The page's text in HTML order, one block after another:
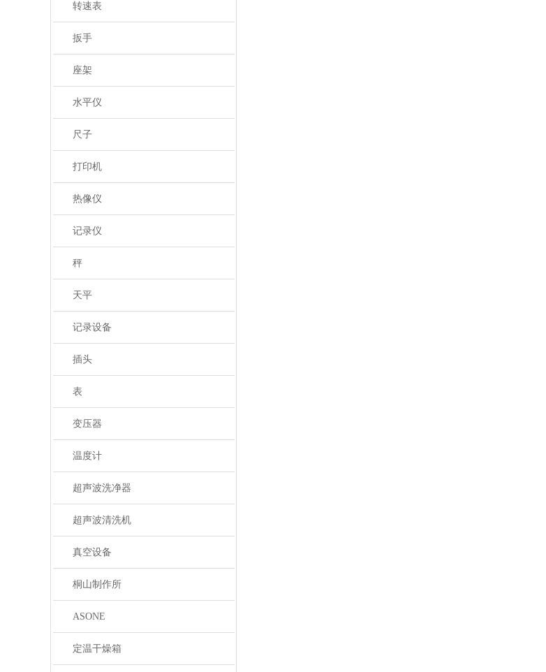
转速表
扳手
座架
水平仪
尺子
打印机
热像仪
记录仪
秤
天平
记录设备
插头
表
变压器
温度计
超声波洗净器
超声波清洗机
真空设备
桐山制作所
ASONE
定温干燥箱